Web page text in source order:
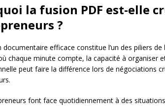
la fusion PDF est-elle
?
documentaire efficace constitue l’un des piliers
chaque minute compte, la capacité à organiser
peut faire la différence lors de négociations
font face quotidiennement à des